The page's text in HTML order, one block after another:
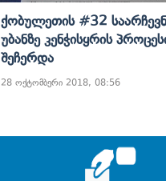
Ქობულეთის #32
Უბანზე Კენჭისყრის
Შეჩერდა
28 ოქტომბერი 2018, 08:56